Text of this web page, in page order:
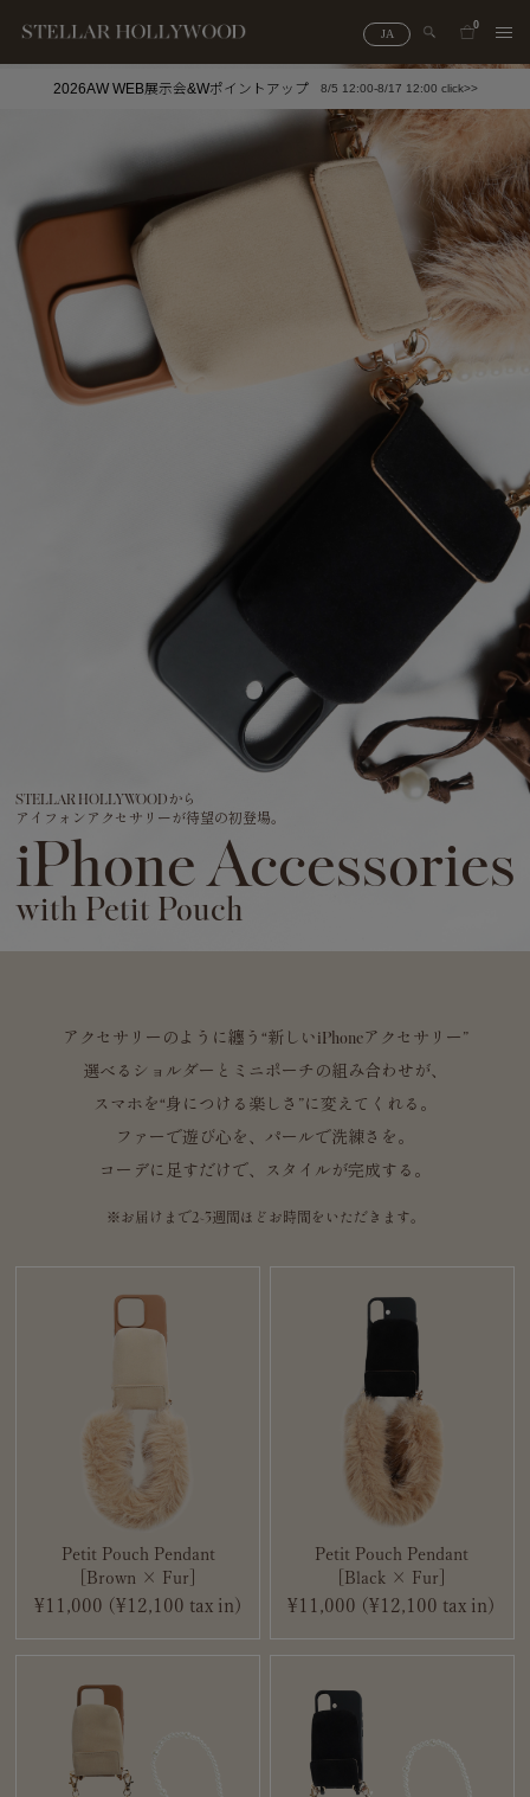
JA
0
#ランキング
＃写真映えアクセ
2026AW WEB展示会&Wポイントアップ 8/5 12:00-8/17 12:00 click>>
STELLAR HOLLYWOODから
アイフォンアクセサリーが待望の初登場。
iPhone Accessories
with Petit Pouch
アクセサリーのように纏う“新しいiPhoneアクセサリー”
選べるショルダーとミニポーチの組み合わせが、
スマホを“身につける楽しさ”に変えてくれる。
ファーで遊び心を、パールで洗練さを。
コーデに足すだけで、スタイルが完成する。
※お届けまで2~3週間ほどお時間をいただきます。
Petit Pouch Pendant
[Brown × Fur]
¥11,000 (¥12,100 tax in)
Petit Pouch Pendant
[Black × Fur]
¥11,000 (¥12,100 tax in)